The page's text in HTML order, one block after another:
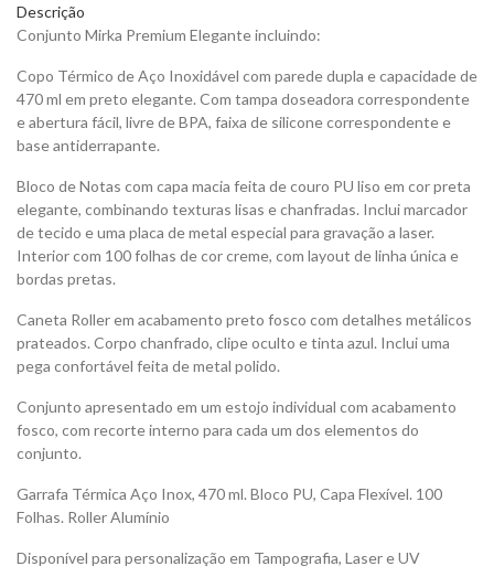
Descrição
Conjunto Mirka Premium Elegante incluindo:
Copo Térmico de Aço Inoxidável com parede dupla e capacidade de
470 ml em preto elegante. Com tampa doseadora correspondente
e abertura fácil, livre de BPA, faixa de silicone correspondente e
base antiderrapante.
Bloco de Notas com capa macia feita de couro PU liso em cor preta
elegante, combinando texturas lisas e chanfradas. Inclui marcador
de tecido e uma placa de metal especial para gravação a laser.
Interior com 100 folhas de cor creme, com layout de linha única e
bordas pretas.
Caneta Roller em acabamento preto fosco com detalhes metálicos
prateados. Corpo chanfrado, clipe oculto e tinta azul. Inclui uma
pega confortável feita de metal polido.
Conjunto apresentado em um estojo individual com acabamento
fosco, com recorte interno para cada um dos elementos do
conjunto.
Garrafa Térmica Aço Inox, 470 ml. Bloco PU, Capa Flexível. 100
Folhas. Roller Alumínio
Disponível para personalização em Tampografia, Laser e UV